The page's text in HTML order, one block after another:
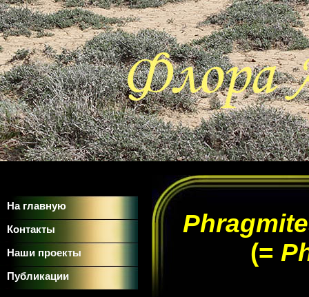
На главную
Контакты
Наши проекты
Публикации
(=